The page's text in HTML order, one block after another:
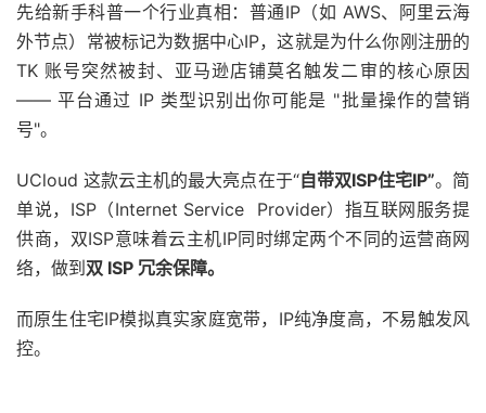
先给新手科普一个行业真相：普通IP（如 AWS、阿里云海
外节点）常被标记为数据中心IP，这就是为什么你刚注册的
TK 账号突然被封、亚马逊店铺莫名触发二审的核心原因
—— 平台通过 IP 类型识别出你可能是 "批量操作的营销
号"。
UCloud 这款云主机的最大亮点在于“自带双ISP住宅IP”。简
单说，ISP（Internet Service Provider）指互联网服务提
供商，双ISP意味着云主机IP同时绑定两个不同的运营商网
络，做到 双 ISP 冗余保障。
而原生住宅IP模拟真实家庭宽带，IP纯净度高，不易触发风
控。